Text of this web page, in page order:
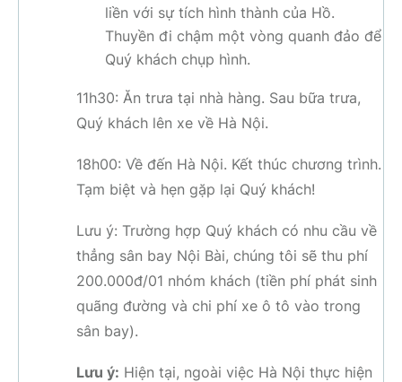
liền với sự tích hình thành của Hồ.
Thuyền đi chậm một vòng quanh đảo để
Quý khách chụp hình.
11h30: Ăn trưa tại nhà hàng. Sau bữa trưa,
Quý khách lên xe về Hà Nội.
18h00: Về đến Hà Nội. Kết thúc chương trình.
Tạm biệt và hẹn gặp lại Quý khách!
Lưu ý: Trường hợp Quý khách có nhu cầu về
thẳng sân bay Nội Bài, chúng tôi sẽ thu phí
200.000đ/01 nhóm khách (tiền phí phát sinh
quãng đường và chi phí xe ô tô vào trong
sân bay).
Lưu ý: Hiện tại, ngoài việc Hà Nội thực hiện